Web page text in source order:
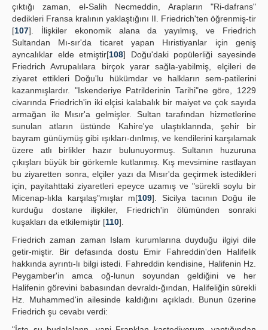
çıktığı zaman, el-Salih Necmeddin, Arapların "Ri-dafrans"
dedikleri Fransa kralının yaklaştığını II. Friedrich'ten öğrenmiş-tir
[107]. İlişkiler ekonomik alana da yayılmış, ve Friedrich
Sultandan Mı-sır'da ticaret yapan Hıristiyanlar için geniş
ayncalıklar elde etmiştir[108] Doğu'daki popülerliği sayesinde
Friedrich Avrupalılara birçok yarar sağla-yabilmiş, elçileri de
ziyaret ettikleri Doğu'lu hükümdar ve halkların sem-patilerini
kazanmışlardır. "Iskenderiye Patrilderinin Tarihi"ne göre, 1229
civarında Friedrich'in iki elçisi kalabalık bir maiyet ve çok sayıda
armağan ile Mısır'a gelmişler. Sultan tarafından hizmetlerine
sunulan atların üstünde Kahire'ye ulaştıklannda, şehir bir
bayram günüymüş gibi ışıkları-dınlmış, ve kendilerini karşılamak
üzere atlı birlikler hazır bulunuyormuş. Sultanın huzuruna
çıkışları büyük bir görkemle kutlanmış. Kış mevsimine rastlayan
bu ziyaretten sonra, elçiler yazı da Mısır'da geçirmek istedikleri
için, payitahttaki ziyaretleri epeyce uzamış ve "sürekli soylu bir
Micenap-lıkla karşılaş"mışlar m[109]. Sicilya tacının Doğu ile
kurduğu dostane ilişkiler, Friedrich'in ölümünden sonraki
kuşakları da etkilemiştir [110].
Friedrich zaman zaman Islam kurumlarına duyduğu ilgiyi dile
getir-miştir. Bir defasında dostu Emir Fahreddin'den Halifelik
hakkında ayrıntı-lı bilgi istedi. Fahreddin kendisine, Halifenin Hz.
Peygamber'in amca oğ-lunun soyundan geldiğini ve her
Halifenin görevini babasından devraldı-ğından, Halifeliğin sürekli
Hz. Muhammed'in ailesinde kaldığını açıkladı. Bunun üzerine
Friedrich şu cevabı verdi: